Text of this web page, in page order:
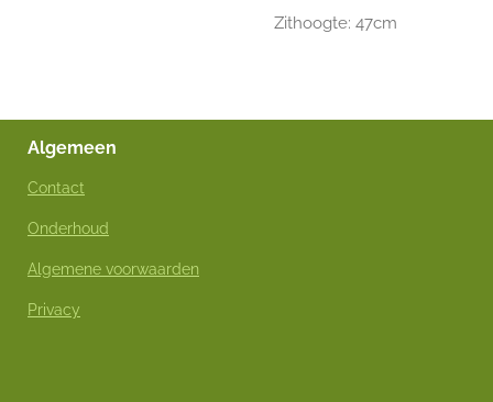
Zithoogte: 47cm
Algemeen
Contact
Onderhoud
Algemene voorwaarden
Privacy